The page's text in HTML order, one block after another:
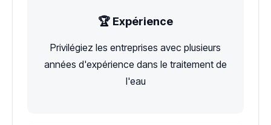
🏆 Expérience
Privilégiez les entreprises avec plusieurs
années d'expérience dans le traitement de
l'eau